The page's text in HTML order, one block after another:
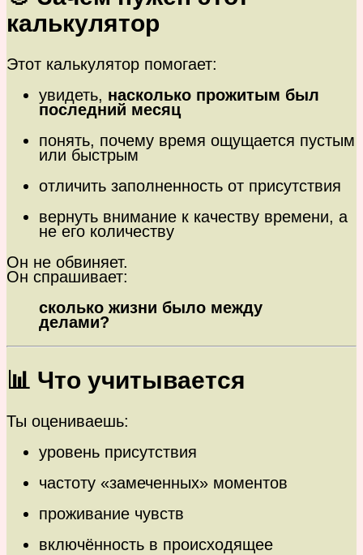
калькулятор
Этот калькулятор помогает:
увидеть, насколько прожитым был
последний месяц
понять, почему время ощущается пустым
или быстрым
отличить заполненность от присутствия
вернуть внимание к качеству времени, а
не его количеству
Он не обвиняет.
Он спрашивает:
сколько жизни было между
делами?
📊 Что учитывается
Ты оцениваешь:
уровень присутствия
частоту «замеченных» моментов
проживание чувств
включённость в происходящее